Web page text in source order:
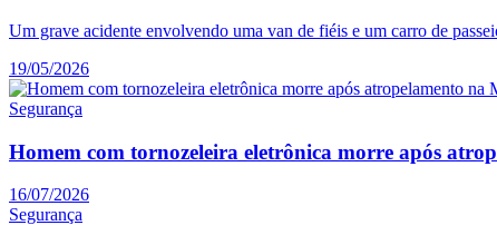
Um grave acidente envolvendo uma van de fiéis e um carro de
19/05/2026
Segurança
Homem com tornozeleira eletrônica morre após
16/07/2026
Segurança